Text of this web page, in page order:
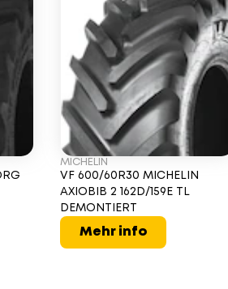
MICHELIN
VF 600/60R30 MICHELIN
AXIOBIB 2 162D/159E TL
DEMONTIERT
Mehr info